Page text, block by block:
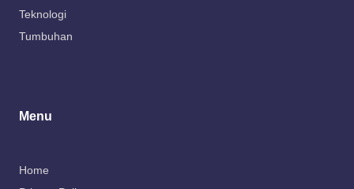
Teknologi
Tumbuhan
Menu
Home